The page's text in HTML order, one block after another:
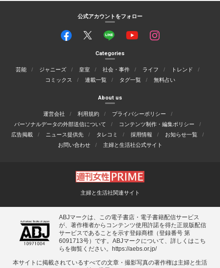
公式アカウントをフォロー
Categories
芸能 ジャニーズ 皇室 社会・事件 ライフ
トレンド
コミックス
連載一覧 タグ一覧 無料占い
About us
運営会社 利用規約
プライバシーポリシー
パーソナルデータの外部送信について
コンテンツ制作・編集ポリシー
広告掲載
ニュース提供先 タレコミ 採用情報
お知らせ一覧
お問い合わせ
主婦と生活社公式サイト
主婦と生活社関連サイト
ABJマークは、この電子書店・電子書籍配信サービス
が、著作権者からコンテンツ使用許諾を得た正規版配信
サービスであることを示す登録商標（登録番号 第
6091713号）です。ABJマークについて、詳しくはこち
らを御覧ください。 https://aebs.or.jp/
本サイトに掲載されているすべての⽂章・撮影写真の著作権は主婦と⽣活